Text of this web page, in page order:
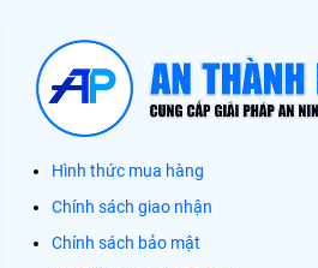
Hình thức mua hàng
Chính sách giao nhận
Chính sách bảo mật